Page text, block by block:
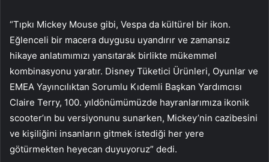
“Tıpkı Mickey Mouse gibi, Vespa da kültürel bir ikon.
Eğlenceli bir macera duygusu uyandırır ve zamansız
hikaye anlatımımızı yansıtarak birlikte mükemmel
kombinasyonu yaratır. Disney Tüketici Ürünleri, Oyunlar ve
EMEA Yayıncılıktan Sorumlu Kıdemli Başkan Yardımcısı
Claire Terry, 100. yıldönümümüzde hayranlarımıza ikonik
scooter’ın bu versiyonunu sunarken, Mickey’nin cazibesini
ve kişiliğini insanların gitmek istediği her yere
götürmekten heyecan duyuyoruz” dedi.